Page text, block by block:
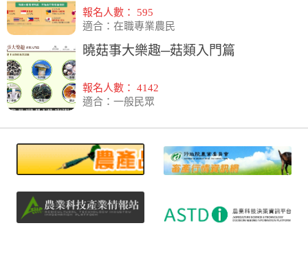
報名人數： 595
適合：在職專業農民
曉菇事大樂趣─菇類入門篇
報名人數： 4142
適合：一般民眾